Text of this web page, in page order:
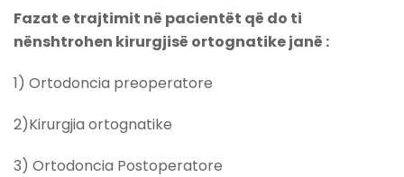
Fazat e trajtimit në pacientët që do ti
nënshtrohen kirurgjisë ortognatike janë :
1) Ortodoncia preoperatore
2)Kirurgjia ortognatike
3) Ortodoncia Postoperatore